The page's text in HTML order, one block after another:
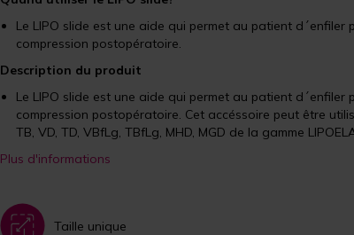
Le LIPO slide est une aide qui permet au patient d´enfiler
compression postopératoire.
Description du produit
Le LIPO slide est une aide qui permet au patient d´enfiler
compression postopératoire. Cet accéssoire peut être
TB, VD, TD, VBfLg, TBfLg, MHD, MGD de la gamme
Plus d'informations
Taille unique